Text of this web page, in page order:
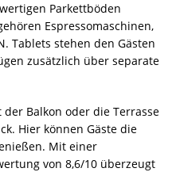
Parkettböden
Espressomaschinen,
Tablets stehen den Gästen
zusätzlich über separate
Balkon oder die Terrasse
Hier können Gäste die
Mit einer
von 8,6/10 überzeugt